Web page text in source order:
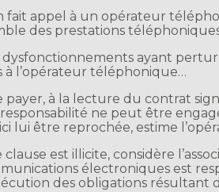
fait appel à un opérateur
des prestations
dysfonctionnements ayant
à l’opérateur téléphonique…
payer, à la lecture du contrat
ne peut être
lui être reprochée, estime
est illicite, considère
électroniques est
des obligations résultant